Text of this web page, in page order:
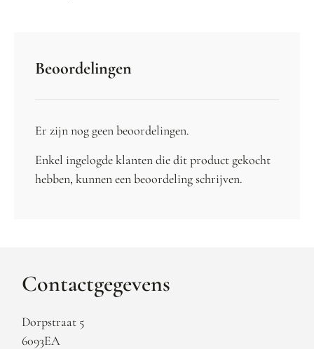
Beoordelingen
Er zijn nog geen beoordelingen.
Enkel ingelogde klanten die dit product gekocht
hebben, kunnen een beoordeling schrijven.
Contactgegevens
Dorpstraat 5
6093EA